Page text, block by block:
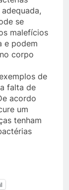
se
malefícios
e podem
corpo
de
falta de
acordo
um
tenham